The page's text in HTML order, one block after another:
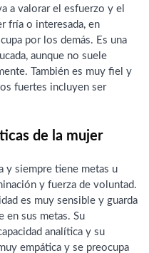
a valorar el esfuerzo y el
fría o interesada, en
por los demás. Es una
aunque no suele
También es muy fiel y
fuertes incluyen ser
de la mujer
y siempre tiene metas u
y fuerza de voluntad.
es muy sensible y guarda
en sus metas. Su
analítica y su
empática y se preocupa